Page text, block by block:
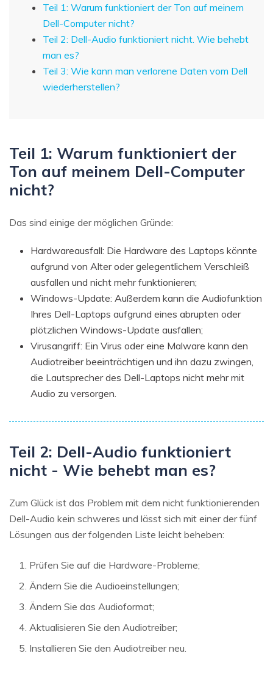
Teil 1: Warum funktioniert der Ton auf meinem
Dell-Computer nicht?
Teil 2: Dell-Audio funktioniert nicht. Wie behebt
man es?
Teil 3: Wie kann man verlorene Daten vom Dell
wiederherstellen?
Teil 1: Warum funktioniert der
Ton auf meinem Dell-Computer
nicht?
Das sind einige der möglichen Gründe:
Hardwareausfall: Die Hardware des Laptops könnte
aufgrund von Alter oder gelegentlichem Verschleiß
ausfallen und nicht mehr funktionieren;
Windows-Update: Außerdem kann die Audiofunktion
Ihres Dell-Laptops aufgrund eines abrupten oder
plötzlichen Windows-Update ausfallen;
Virusangriff: Ein Virus oder eine Malware kann den
Audiotreiber beeinträchtigen und ihn dazu zwingen,
die Lautsprecher des Dell-Laptops nicht mehr mit
Audio zu versorgen.
Teil 2: Dell-Audio funktioniert
nicht - Wie behebt man es?
Zum Glück ist das Problem mit dem nicht funktionierenden
Dell-Audio kein schweres und lässt sich mit einer der fünf
Lösungen aus der folgenden Liste leicht beheben:
Prüfen Sie auf die Hardware-Probleme;
Ändern Sie die Audioeinstellungen;
Ändern Sie das Audioformat;
Aktualisieren Sie den Audiotreiber;
Installieren Sie den Audiotreiber neu.